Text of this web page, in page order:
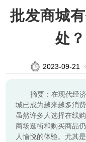
批发商城
处？
2023-09-21
摘要：在现代经
城已成为越来越多消费
虽然许多人选择在线
商场逛街和购买商品
人愉悦的体验。尤其